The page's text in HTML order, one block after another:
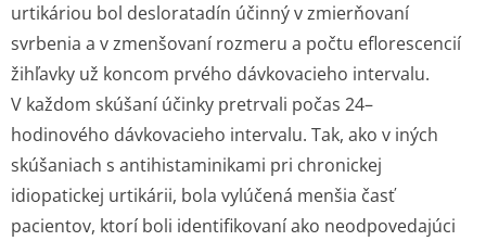
urtikáriou bol desloratadín účinný v zmierňovaní
svrbenia a v zmenšovaní rozmeru a počtu eflorescencií
žihľavky už koncom prvého dávkovacieho intervalu.
V každom skúšaní účinky pretrvali počas 24–
hodinového dávkovacieho intervalu. Tak, ako v iných
skúšaniach s antihistaminikami pri chronickej
idiopatickej urtikárii, bola vylúčená menšia časť
pacientov, ktorí boli identifikovaní ako neodpovedajúci